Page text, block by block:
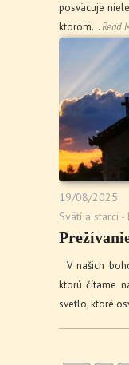
posväcuje
ktorom…Read
19/08/2025
Svätí a starci -
V našich
ktorú čítame
svetlo, ktoré